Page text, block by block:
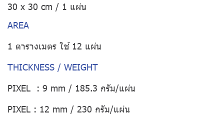
30 x 30 cm / 1 แผ่น
AREA
1 ตารางเมตร ใช้ 12 แผ่น
THICKNESS / WEIGHT
PIXEL : 9 mm / 185.3 กรัม/แผ่น
PIXEL : 12 mm / 230 กรัม/แผ่น